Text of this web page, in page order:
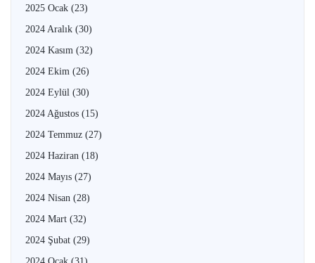
2025 Ocak (23)
2024 Aralık (30)
2024 Kasım (32)
2024 Ekim (26)
2024 Eylül (30)
2024 Ağustos (15)
2024 Temmuz (27)
2024 Haziran (18)
2024 Mayıs (27)
2024 Nisan (28)
2024 Mart (32)
2024 Şubat (29)